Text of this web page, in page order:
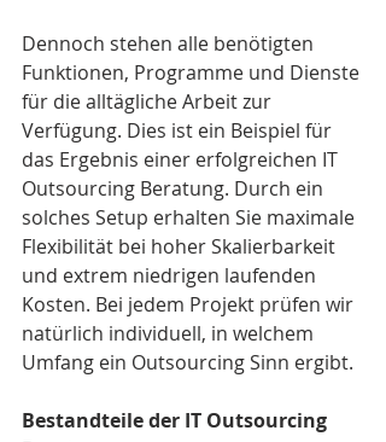
Dennoch stehen alle benötigten
Funktionen, Programme und Dienste
für die alltägliche Arbeit zur
Verfügung. Dies ist ein Beispiel für
das Ergebnis einer erfolgreichen IT
Outsourcing Beratung. Durch ein
solches Setup erhalten Sie maximale
Flexibilität bei hoher Skalierbarkeit
und extrem niedrigen laufenden
Kosten. Bei jedem Projekt prüfen wir
natürlich individuell, in welchem
Umfang ein Outsourcing Sinn ergibt.
Bestandteile der IT Outsourcing